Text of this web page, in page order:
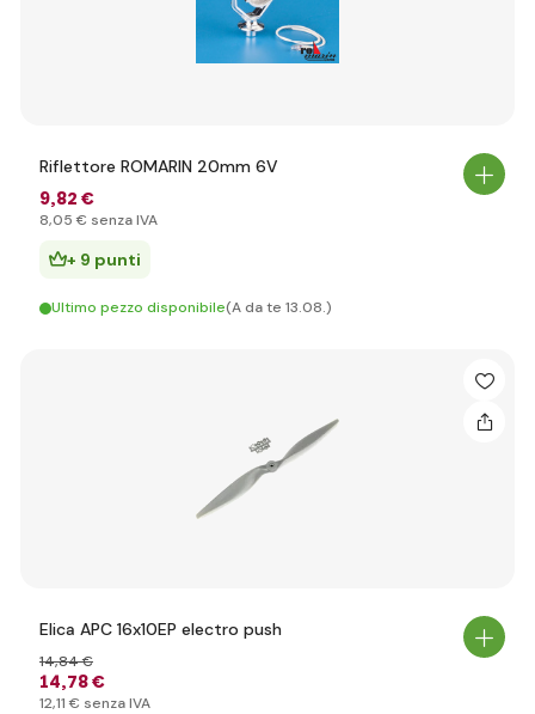
Riflettore ROMARIN 20mm 6V
9,82 €
8,05 € senza IVA
+ 9 punti
Ultimo pezzo disponibile(A da te 13.08.)
Elica APC 16x10EP electro push
14,78 €
14,84 €
12,11 € senza IVA